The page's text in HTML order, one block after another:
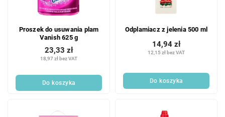
Proszek do usuwania plam
Vanish 625 g
18,97 zł bez VAT
23,33 zł
Do koszyka
Odplamiacz z jelenia 500 ml
12,15 zł bez VAT
14,94 zł
Do koszyka